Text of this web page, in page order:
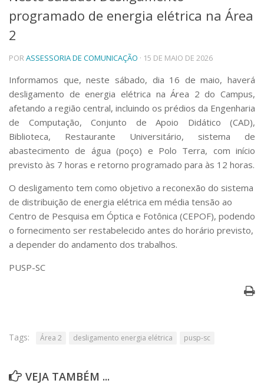
Telefones e Mapas
Pessoas
Ensino
Graduação
Educação a distância
Cursos de Extensão
Pesquisa e Inovação
Linhas de Pesquisa
Centros, Núcleos e Projetos em Rede
Pós-doutorado
Iniciação Científica
Empresas Juniores
Extensão à Comunidade
Projetos, Programas e Cursos
Artes, Cultura e Esportes
Serviços
Outros serviços
Assessorias e Mídias
Aplicativos e Sites
programado de energia elétrica na Área
2
PORASSESSORIA DE COMUNICAÇÃO · 15 DE MAIO DE 2026
Informamos que, neste sábado, dia 16 de maio, haverá
desligamento de energia elétrica na Área 2 do Campus,
afetando a região central, incluindo os prédios da Engenharia
de Computação, Conjunto de Apoio Didático (CAD),
Biblioteca, Restaurante Universitário, sistema de
abastecimento de água (poço) e Polo Terra, com início
previsto às 7 horas e retorno programado para às 12 horas.
O desligamento tem como objetivo a reconexão do sistema
de distribuição de energia elétrica em média tensão ao
Centro de Pesquisa em Óptica e Fotônica (CEPOF), podendo
o fornecimento ser restabelecido antes do horário previsto,
a depender do andamento dos trabalhos.
PUSP-SC
Tags: Área 2 desligamento energia elétrica pusp-sc
VEJA TAMBÉM ...